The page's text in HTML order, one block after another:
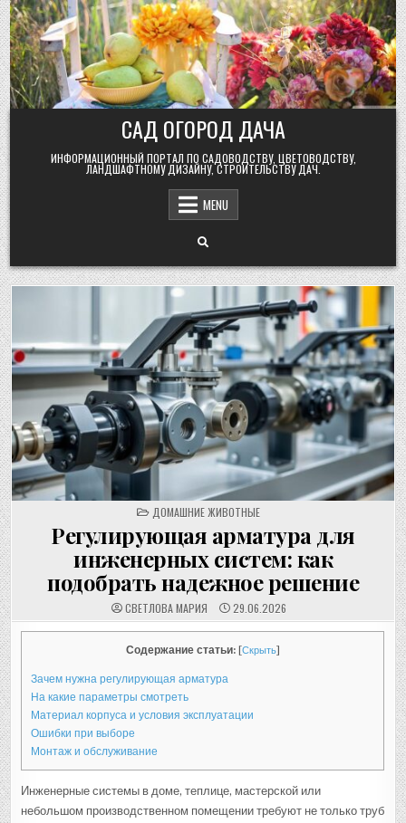
Skip
to
content
САД ОГОРОД ДАЧА
ИНФОРМАЦИОННЫЙ ПОРТАЛ ПО САДОВОДСТВУ, ЦВЕТОВОДСТВУ,
ЛАНДШАФТНОМУ ДИЗАЙНУ, СТРОИТЕЛЬСТВУ ДАЧ.
MENU
POSTED
IN
ДОМАШНИЕ ЖИВОТНЫЕ
Регулирующая арматура для
инженерных систем: как
подобрать надежное решение
СВЕТЛОВА МАРИЯ 29.06.2026
Содержание статьи: [Скрыть]
Зачем нужна регулирующая арматура
На какие параметры смотреть
Материал корпуса и условия эксплуатации
Ошибки при выборе
Монтаж и обслуживание
Инженерные системы в доме, теплице, мастерской или
небольшом производственном помещении требуют не только труб